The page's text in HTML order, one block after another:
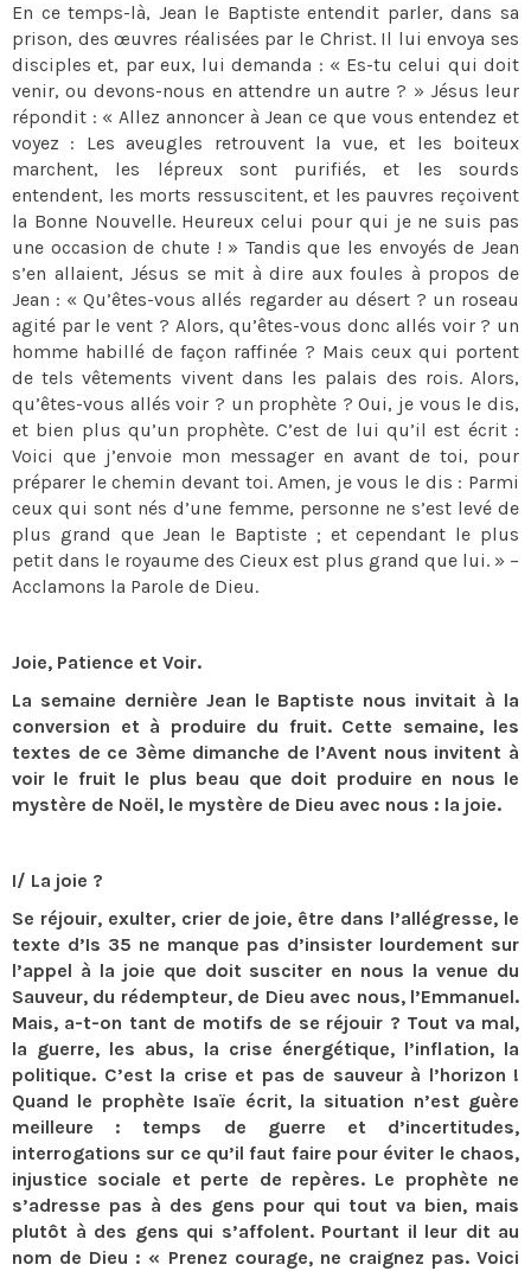
En ce temps-là, Jean le Baptiste entendit parler, dans sa
prison, des œuvres réalisées par le Christ. Il lui envoya ses
disciples et, par eux, lui demanda : « Es-tu celui qui doit
venir, ou devons-nous en attendre un autre ? » Jésus leur
répondit : « Allez annoncer à Jean ce que vous entendez et
voyez : Les aveugles retrouvent la vue, et les boiteux
marchent, les lépreux sont purifiés, et les sourds
entendent, les morts ressuscitent, et les pauvres reçoivent
la Bonne Nouvelle. Heureux celui pour qui je ne suis pas
une occasion de chute ! » Tandis que les envoyés de Jean
s’en allaient, Jésus se mit à dire aux foules à propos de
Jean : « Qu’êtes-vous allés regarder au désert ? un roseau
agité par le vent ? Alors, qu’êtes-vous donc allés voir ? un
homme habillé de façon raffinée ? Mais ceux qui portent
de tels vêtements vivent dans les palais des rois. Alors,
qu’êtes-vous allés voir ? un prophète ? Oui, je vous le dis,
et bien plus qu’un prophète. C’est de lui qu’il est écrit :
Voici que j’envoie mon messager en avant de toi, pour
préparer le chemin devant toi. Amen, je vous le dis : Parmi
ceux qui sont nés d’une femme, personne ne s’est levé de
plus grand que Jean le Baptiste ; et cependant le plus
petit dans le royaume des Cieux est plus grand que lui. » –
Acclamons la Parole de Dieu.
Joie, Patience et Voir.
La semaine dernière Jean le Baptiste nous invitait à la
conversion et à produire du fruit. Cette semaine, les
textes de ce 3ème dimanche de l’Avent nous invitent à
voir le fruit le plus beau que doit produire en nous le
mystère de Noël, le mystère de Dieu avec nous : la joie.
I/ La joie ?
Se réjouir, exulter, crier de joie, être dans l’allégresse, le
texte d’Is 35 ne manque pas d’insister lourdement sur
l’appel à la joie que doit susciter en nous la venue du
Sauveur, du rédempteur, de Dieu avec nous, l’Emmanuel.
Mais, a-t-on tant de motifs de se réjouir ? Tout va mal,
la guerre, les abus, la crise énergétique, l’inflation, la
politique. C’est la crise et pas de sauveur à l’horizon !
Quand le prophète Isaïe écrit, la situation n’est guère
meilleure : temps de guerre et d’incertitudes,
interrogations sur ce qu’il faut faire pour éviter le chaos,
injustice sociale et perte de repères. Le prophète ne
s’adresse pas à des gens pour qui tout va bien, mais
plutôt à des gens qui s’affolent. Pourtant il leur dit au
nom de Dieu : « Prenez courage, ne craignez pas. Voici